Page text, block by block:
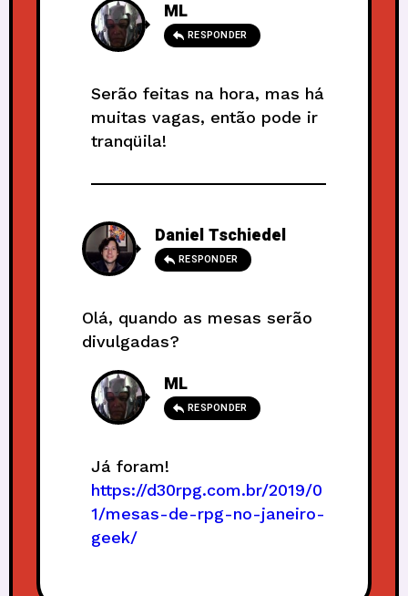
ML
RESPONDER
Serão feitas na hora, mas há
muitas vagas, então pode ir
tranqüila!
Daniel Tschiedel
RESPONDER
Olá, quando as mesas serão
divulgadas?
ML
RESPONDER
Já foram!
https://d30rpg.com.br/2019/0
1/mesas-de-rpg-no-janeiro-
geek/